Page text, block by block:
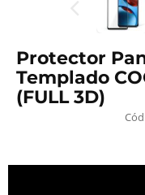
Protector
Templado
(FULL 3D)